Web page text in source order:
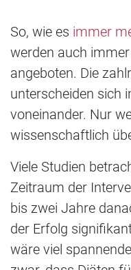
So, wie es immer
werden auch
angeboten. Die
unterscheiden sich
voneinander. Nur
wissenschaftlich
Viele Studien
Zeitraum der
bis zwei Jahre
der Erfolg
wäre viel